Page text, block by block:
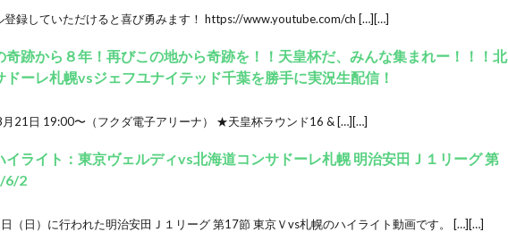
録していただけると喜び勇みます！ https://www.youtube.com/ch […][…]
奇跡から８年！再びこの地から奇跡を！！天皇杯だ、みんな集まれー！！！北
ドーレ札幌vsジェフユナイテッド千葉を勝手に実況生配信！
21日 19:00〜（フクダ電子アリーナ） ★天皇杯ラウンド16 & […][…]
イライト：東京ヴェルディvs北海道コンサドーレ札幌 明治安田Ｊ１リーグ 第
6/2
（日）に行われた明治安田Ｊ１リーグ 第17節 東京Ｖvs札幌のハイライト動画です。 […][…]